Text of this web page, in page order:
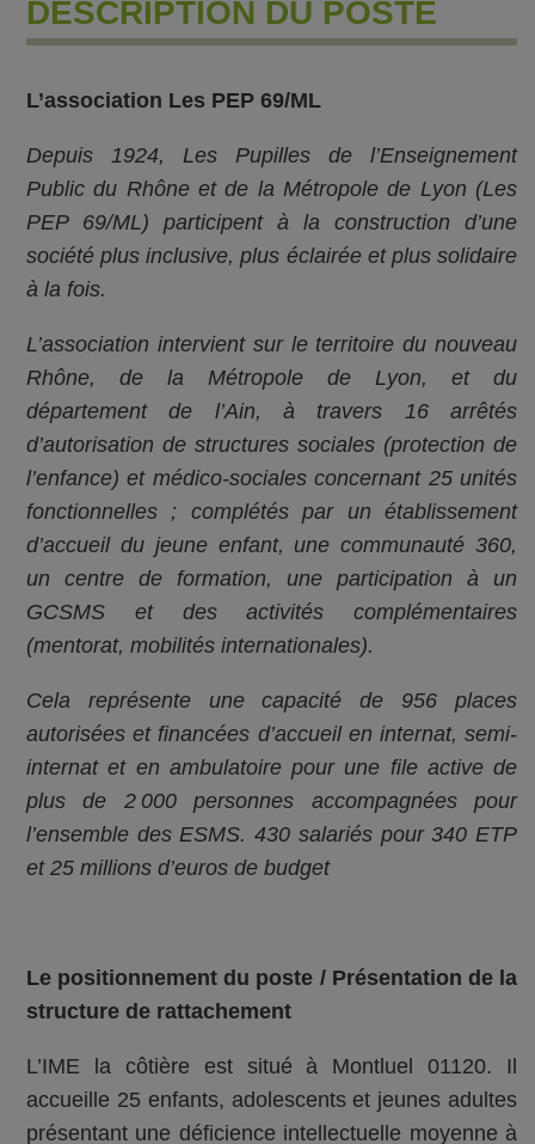
DESCRIPTION DU POSTE
L’association Les PEP 69/ML
Depuis 1924, Les Pupilles de l’Enseignement
Public du Rhône et de la Métropole de Lyon (Les
PEP 69/ML) participent à la construction d’une
société plus inclusive, plus éclairée et plus solidaire
à la fois.
L’association intervient sur le territoire du nouveau
Rhône, de la Métropole de Lyon, et du
département de l’Ain, à travers 16 arrêtés
d’autorisation de structures sociales (protection de
l’enfance) et médico-sociales concernant 25 unités
fonctionnelles ; complétés par un établissement
d’accueil du jeune enfant, une communauté 360,
un centre de formation, une participation à un
GCSMS et des activités complémentaires
(mentorat, mobilités internationales).
Cela représente une capacité de 956 places
autorisées et financées d’accueil en internat, semi-
internat et en ambulatoire pour une file active de
plus de 2 000 personnes accompagnées pour
l’ensemble des ESMS. 430 salariés pour 340 ETP
et 25 millions d’euros de budget
Le positionnement du poste / Présentation de la
structure de rattachement
L’IME la côtière est situé à Montluel 01120. Il
accueille 25 enfants, adolescents et jeunes adultes
présentant une déficience intellectuelle moyenne à